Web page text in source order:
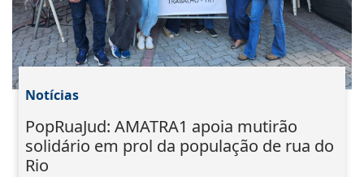
Notícias
PopRuaJud: AMATRA1 apoia mutirão
solidário em prol da população de rua do
Rio